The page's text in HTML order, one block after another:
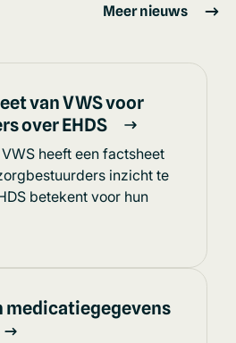
Meer nieuws
van VWS voor
over EHDS
heeft een factsheet
inzicht te
betekent voor hun
medicatiegegevens